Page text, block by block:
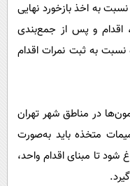
به اخذ بازخورد نهایی
اقدام و پس از جمع‌بندی
نسبت به ثبت نمرات اقدام
در مناطق شهر تهران
متخذه باید به‌صورت
تا مبنای اقدام واحد،